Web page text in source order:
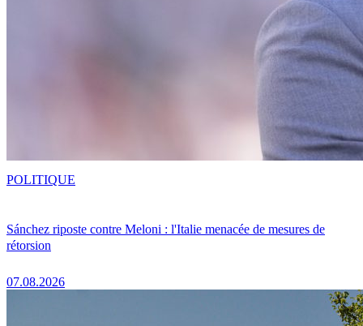
Sánchez riposte contre Meloni : l'Italie menacée de mesures de
rétorsion
07.08.2026
POLITIQUE